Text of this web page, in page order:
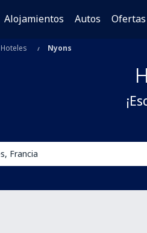
Alojamientos Autos Ofertas
Hoteles Nyons